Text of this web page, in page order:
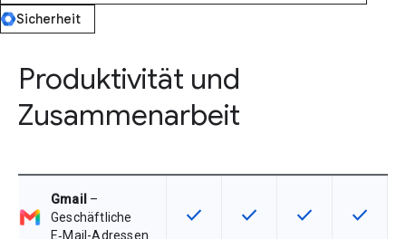
Sicherheit
Produktivität und
Zusammenarbeit
Gmail –
Geschäftliche
E‑Mail-Adressen
Diese Funktion ist für die
check Diese Funktion ist für die
check Diese Funktion
check Diese
check